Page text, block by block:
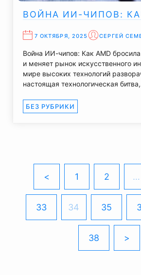
ВОЙНА ИИ-ЧИПОВ:
7 ОКТЯБРЯ, 2025 СЕРГЕЙ
Война ИИ-чипов: Как AMD
и меняет рынок искусственного
мире высоких технологий
настоящая технологическая
БЕЗ РУБРИКИ
< 1 2 …
33 34 35
38 >